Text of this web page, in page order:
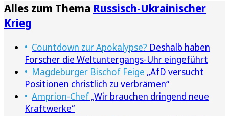
Alles zum Thema Russisch-Ukrainischer
Krieg
Countdown zur Apokalypse? Deshalb haben
Forscher die Weltuntergangs-Uhr eingeführt
Magdeburger Bischof Feige „AfD versucht
Positionen christlich zu verbrämen“
Amprion-Chef „Wir brauchen dringend neue
Kraftwerke“